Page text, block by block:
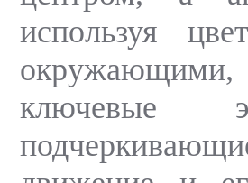
используя
ключевые